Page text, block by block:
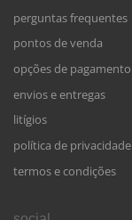
perguntas frequentes
pontos de venda
opções de pagamento
envios e entregas
litígios
política de privacidade
termos e condições